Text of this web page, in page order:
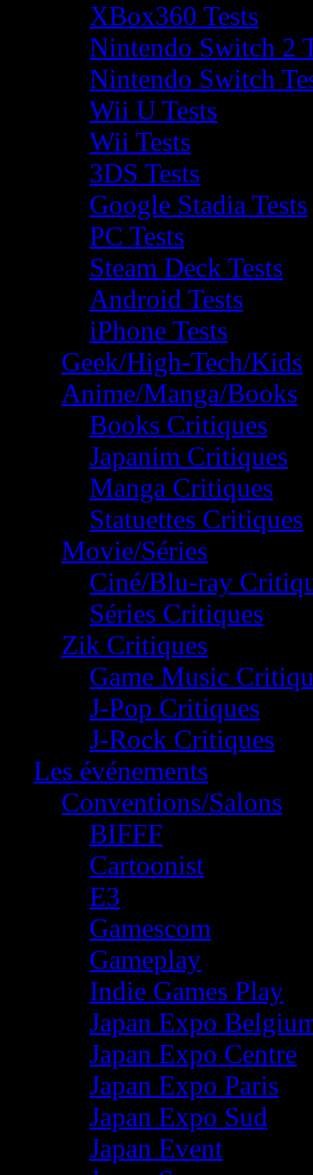
XBox360 Tests
Nintendo Switch 2
Nintendo Switch
Wii U Tests
Wii Tests
3DS Tests
Google Stadia Tests
PC Tests
Steam Deck Tests
Android Tests
iPhone Tests
Geek/High-Tech/Kids
Anime/Manga/Books
Books Critiques
Japanim Critiques
Manga Critiques
Statuettes Critiques
Movie/Séries
Ciné/Blu-ray
Séries Critiques
Zik Critiques
Game Music
J-Pop Critiques
J-Rock Critiques
Les événements
Conventions/Salons
BIFFF
Cartoonist
E3
Gamescom
Gameplay
Indie Games Play
Japan Expo
Japan Expo Centre
Japan Expo Paris
Japan Expo Sud
Japan Event